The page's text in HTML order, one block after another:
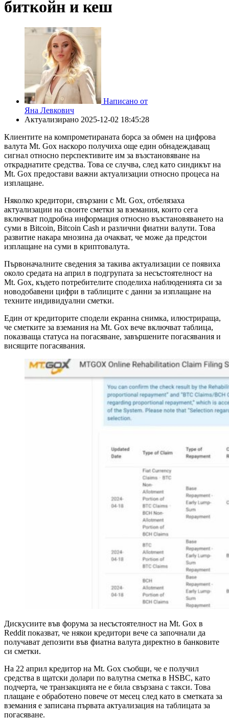
биткойн и кеш
Написано от
Яна Левкович
Актуализирано 2025-12-02 18:45:28
Клиентите на компрометираната борса за обмен на цифрова
валута Mt. Gox наскоро получиха още един обнадеждаващ
сигнал относно перспективите им за възстановяване на
откраднатите средства. Това се случва, след като синдикът на
Mt. Gox предостави важни актуализации относно процеса на
изплащане.
Няколко кредитори, свързани с Mt. Gox, отбелязаха
актуализации на своите сметки за вземания, които сега
включват подробна информация относно възстановяването на
суми в Bitcoin, Bitcoin Cash и различни фиатни валути. Това
развитие накара мнозина да очакват, че може да предстои
изплащане на суми в криптовалута.
Първоначалните сведения за такива актуализации се появиха
около средата на април в подгрупата за несъстоятелност на
Mt. Gox, където потребителите споделиха наблюденията си за
новодобавени цифри в таблиците с данни за изплащане на
техните индивидуални сметки.
Един от кредиторите сподели екранна снимка, илюстрираща,
че сметките за вземания на Mt. Gox вече включват таблица,
показваща статуса на погасяване, завършените погасявания и
висящите погасявания.
Дискусиите във форума за несъстоятелност на Mt. Gox в
Reddit показват, че някои кредитори вече са започнали да
получават депозити във фиатна валута директно в банковите
си сметки.
На 22 април кредитор на Mt. Gox съобщи, че е получил
средства в щатски долари по валутна сметка в HSBC, като
подчерта, че транзакцията не е била свързана с такси. Това
плащане е обработено повече от месец след като в сметката за
вземания е записана първата актуализация на таблицата за
погасяване.